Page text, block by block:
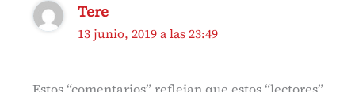
Tere
13 junio, 2019 a las 23:49